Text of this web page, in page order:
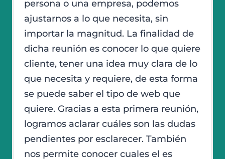
persona o una empresa, podemos
ajustarnos a lo que necesita, sin
importar la magnitud. La finalidad de
dicha reunión es conocer lo que quiere
cliente, tener una idea muy clara de lo
que necesita y requiere, de esta forma
se puede saber el tipo de web que
quiere. Gracias a esta primera reunión,
logramos aclarar cuáles son las dudas
pendientes por esclarecer. También
nos permite conocer cuales el es